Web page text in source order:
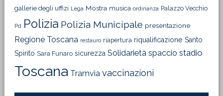
gallerie degli uffizi Lega Mostra musica ordinanza Palazzo Vecchio
Pd Polizia Polizia Municipale presentazione
Regione Toscana restauro riapertura riqualificazione Santo
Spirito Sara Funaro sicurezza Solidarietà spaccio stadio
Toscana Tramvia vaccinazioni